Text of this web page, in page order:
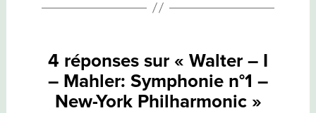
4 réponses sur « Walter – I
– Mahler: Symphonie n°1 –
New-York Philharmonic »